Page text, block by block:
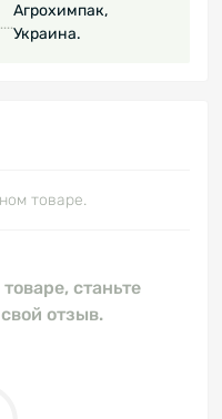
Агрохимпак,
Украина.
товаре.
станьте
отзыв.